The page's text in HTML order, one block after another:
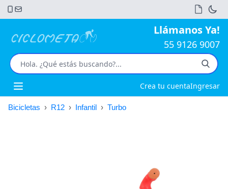
Llámanos Ya!
55 9126 9007
Open main menu Crea tu cuentaIngresar
Bicicletas › R12 › Infantil › Turbo